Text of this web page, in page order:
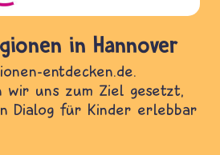
in Hannover
entdecken.de.
wir uns zum Ziel gesetzt,
Dialog für Kinder erlebbar